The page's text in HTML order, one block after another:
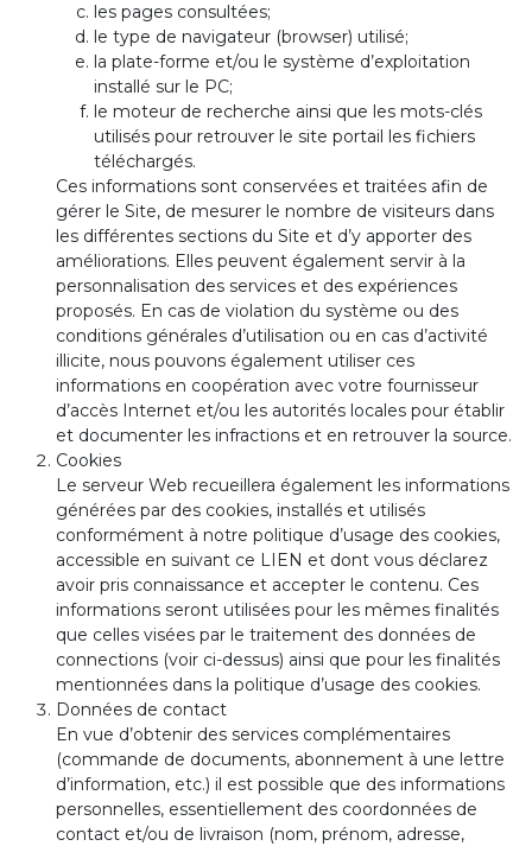
les pages consultées;
le type de navigateur (browser) utilisé;
la plate-forme et/ou le système d’exploitation
installé sur le PC;
le moteur de recherche ainsi que les mots-clés
utilisés pour retrouver le site portail les fichiers
téléchargés.
Ces informations sont conservées et traitées afin de
gérer le Site, de mesurer le nombre de visiteurs dans
les différentes sections du Site et d’y apporter des
améliorations. Elles peuvent également servir à la
personnalisation des services et des expériences
proposés. En cas de violation du système ou des
conditions générales d’utilisation ou en cas d’activité
illicite, nous pouvons également utiliser ces
informations en coopération avec votre fournisseur
d’accès Internet et/ou les autorités locales pour établir
et documenter les infractions et en retrouver la source.
Cookies
Le serveur Web recueillera également les informations
générées par des cookies, installés et utilisés
conformément à notre politique d’usage des cookies,
accessible en suivant ce LIEN et dont vous déclarez
avoir pris connaissance et accepter le contenu. Ces
informations seront utilisées pour les mêmes finalités
que celles visées par le traitement des données de
connections (voir ci-dessus) ainsi que pour les finalités
mentionnées dans la politique d’usage des cookies.
Données de contact
En vue d’obtenir des services complémentaires
(commande de documents, abonnement à une lettre
d’information, etc.) il est possible que des informations
personnelles, essentiellement des coordonnées de
contact et/ou de livraison (nom, prénom, adresse,